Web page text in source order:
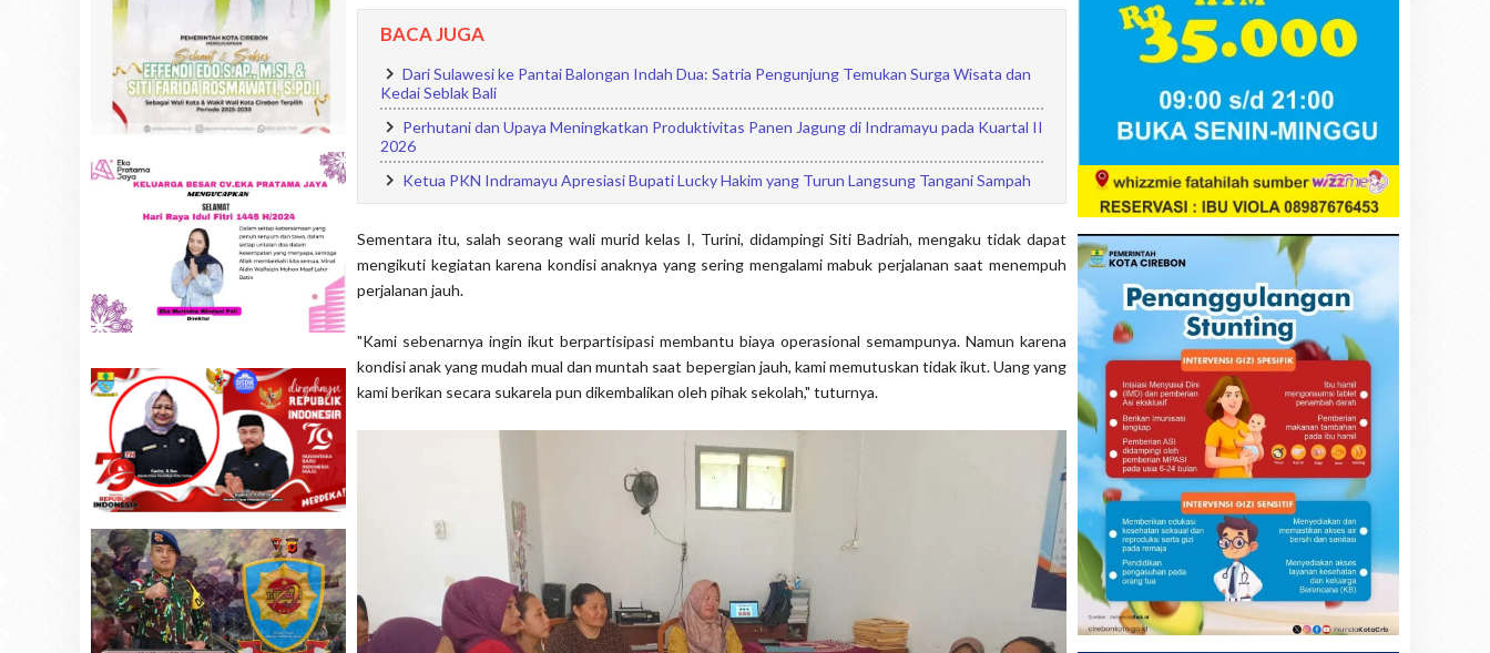
BACA JUGA
Dari Sulawesi ke Pantai Balongan Indah Dua: Satria Pengunjung Temukan Surga Wisata dan
Kedai Seblak Bali
Perhutani dan Upaya Meningkatkan Produktivitas Panen Jagung di Indramayu pada Kuartal II
2026
Ketua PKN Indramayu Apresiasi Bupati Lucky Hakim yang Turun Langsung Tangani Sampah
Sementara itu, salah seorang wali murid kelas I, Turini, didampingi Siti Badriah, mengaku tidak dapat
mengikuti kegiatan karena kondisi anaknya yang sering mengalami mabuk perjalanan saat menempuh
perjalanan jauh.
"Kami sebenarnya ingin ikut berpartisipasi membantu biaya operasional semampunya. Namun karena
kondisi anak yang mudah mual dan muntah saat bepergian jauh, kami memutuskan tidak ikut. Uang yang
kami berikan secara sukarela pun dikembalikan oleh pihak sekolah," tuturnya.